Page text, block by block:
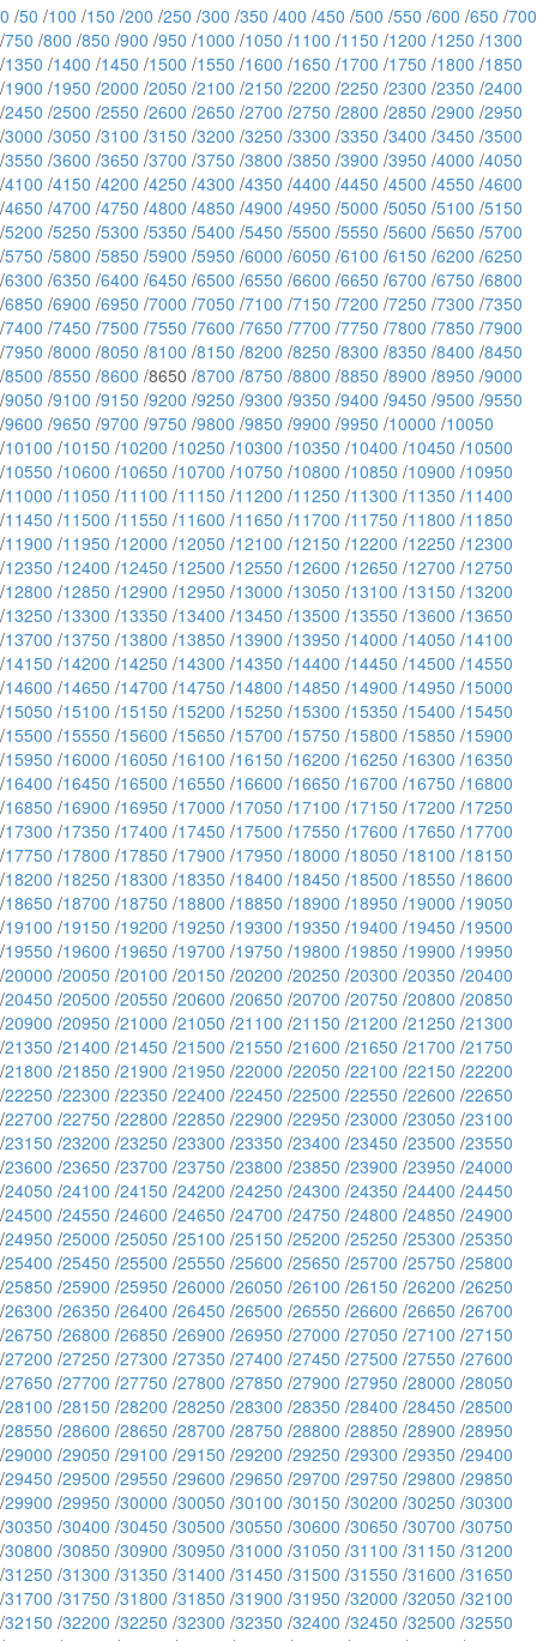
0 /50 /100 /150 /200 /250 /300 /350 /400 /450 /500 /550 /600 /650 /700
/750 /800 /850 /900 /950 /1000 /1050 /1100 /1150 /1200 /1250 /1300
/1350 /1400 /1450 /1500 /1550 /1600 /1650 /1700 /1750 /1800 /1850
/1900 /1950 /2000 /2050 /2100 /2150 /2200 /2250 /2300 /2350 /2400
/2450 /2500 /2550 /2600 /2650 /2700 /2750 /2800 /2850 /2900 /2950
/3000 /3050 /3100 /3150 /3200 /3250 /3300 /3350 /3400 /3450 /3500
/3550 /3600 /3650 /3700 /3750 /3800 /3850 /3900 /3950 /4000 /4050
/4100 /4150 /4200 /4250 /4300 /4350 /4400 /4450 /4500 /4550 /4600
/4650 /4700 /4750 /4800 /4850 /4900 /4950 /5000 /5050 /5100 /5150
/5200 /5250 /5300 /5350 /5400 /5450 /5500 /5550 /5600 /5650 /5700
/5750 /5800 /5850 /5900 /5950 /6000 /6050 /6100 /6150 /6200 /6250
/6300 /6350 /6400 /6450 /6500 /6550 /6600 /6650 /6700 /6750 /6800
/6850 /6900 /6950 /7000 /7050 /7100 /7150 /7200 /7250 /7300 /7350
/7400 /7450 /7500 /7550 /7600 /7650 /7700 /7750 /7800 /7850 /7900
/7950 /8000 /8050 /8100 /8150 /8200 /8250 /8300 /8350 /8400 /8450
/8500 /8550 /8600 /8650 /8700 /8750 /8800 /8850 /8900 /8950 /9000
/9050 /9100 /9150 /9200 /9250 /9300 /9350 /9400 /9450 /9500 /9550
/9600 /9650 /9700 /9750 /9800 /9850 /9900 /9950 /10000 /10050
/10100 /10150 /10200 /10250 /10300 /10350 /10400 /10450 /10500
/10550 /10600 /10650 /10700 /10750 /10800 /10850 /10900 /10950
/11000 /11050 /11100 /11150 /11200 /11250 /11300 /11350 /11400
/11450 /11500 /11550 /11600 /11650 /11700 /11750 /11800 /11850
/11900 /11950 /12000 /12050 /12100 /12150 /12200 /12250 /12300
/12350 /12400 /12450 /12500 /12550 /12600 /12650 /12700 /12750
/12800 /12850 /12900 /12950 /13000 /13050 /13100 /13150 /13200
/13250 /13300 /13350 /13400 /13450 /13500 /13550 /13600 /13650
/13700 /13750 /13800 /13850 /13900 /13950 /14000 /14050 /14100
/14150 /14200 /14250 /14300 /14350 /14400 /14450 /14500 /14550
/14600 /14650 /14700 /14750 /14800 /14850 /14900 /14950 /15000
/15050 /15100 /15150 /15200 /15250 /15300 /15350 /15400 /15450
/15500 /15550 /15600 /15650 /15700 /15750 /15800 /15850 /15900
/15950 /16000 /16050 /16100 /16150 /16200 /16250 /16300 /16350
/16400 /16450 /16500 /16550 /16600 /16650 /16700 /16750 /16800
/16850 /16900 /16950 /17000 /17050 /17100 /17150 /17200 /17250
/17300 /17350 /17400 /17450 /17500 /17550 /17600 /17650 /17700
/17750 /17800 /17850 /17900 /17950 /18000 /18050 /18100 /18150
/18200 /18250 /18300 /18350 /18400 /18450 /18500 /18550 /18600
/18650 /18700 /18750 /18800 /18850 /18900 /18950 /19000 /19050
/19100 /19150 /19200 /19250 /19300 /19350 /19400 /19450 /19500
/19550 /19600 /19650 /19700 /19750 /19800 /19850 /19900 /19950
/20000 /20050 /20100 /20150 /20200 /20250 /20300 /20350 /20400
/20450 /20500 /20550 /20600 /20650 /20700 /20750 /20800 /20850
/20900 /20950 /21000 /21050 /21100 /21150 /21200 /21250 /21300
/21350 /21400 /21450 /21500 /21550 /21600 /21650 /21700 /21750
/21800 /21850 /21900 /21950 /22000 /22050 /22100 /22150 /22200
/22250 /22300 /22350 /22400 /22450 /22500 /22550 /22600 /22650
/22700 /22750 /22800 /22850 /22900 /22950 /23000 /23050 /23100
/23150 /23200 /23250 /23300 /23350 /23400 /23450 /23500 /23550
/23600 /23650 /23700 /23750 /23800 /23850 /23900 /23950 /24000
/24050 /24100 /24150 /24200 /24250 /24300 /24350 /24400 /24450
/24500 /24550 /24600 /24650 /24700 /24750 /24800 /24850 /24900
/24950 /25000 /25050 /25100 /25150 /25200 /25250 /25300 /25350
/25400 /25450 /25500 /25550 /25600 /25650 /25700 /25750 /25800
/25850 /25900 /25950 /26000 /26050 /26100 /26150 /26200 /26250
/26300 /26350 /26400 /26450 /26500 /26550 /26600 /26650 /26700
/26750 /26800 /26850 /26900 /26950 /27000 /27050 /27100 /27150
/27200 /27250 /27300 /27350 /27400 /27450 /27500 /27550 /27600
/27650 /27700 /27750 /27800 /27850 /27900 /27950 /28000 /28050
/28100 /28150 /28200 /28250 /28300 /28350 /28400 /28450 /28500
/28550 /28600 /28650 /28700 /28750 /28800 /28850 /28900 /28950
/29000 /29050 /29100 /29150 /29200 /29250 /29300 /29350 /29400
/29450 /29500 /29550 /29600 /29650 /29700 /29750 /29800 /29850
/29900 /29950 /30000 /30050 /30100 /30150 /30200 /30250 /30300
/30350 /30400 /30450 /30500 /30550 /30600 /30650 /30700 /30750
/30800 /30850 /30900 /30950 /31000 /31050 /31100 /31150 /31200
/31250 /31300 /31350 /31400 /31450 /31500 /31550 /31600 /31650
/31700 /31750 /31800 /31850 /31900 /31950 /32000 /32050 /32100
/32150 /32200 /32250 /32300 /32350 /32400 /32450 /32500 /32550